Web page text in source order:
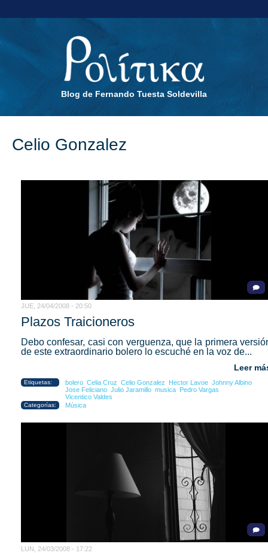
Blog de Fernando Tuesta Soldevilla
Celio Gonzalez
JUE, 24/04/2008 - 20:50
Plazos Traicioneros
Debo confesar, casi con verguenza, que la primera
de este extraordinario bolero lo escuché en la voz de...
Leer
Etiquetas: bolero Celia Cruz Celio Gonzalez Hector Lavoe Johnny Albino
Jose Feliciano Julio Jaramillo musica
Pedro Vargas
Vicentico Valdes
Categorías: Música
LUN, 24/03/2008 - 17:22